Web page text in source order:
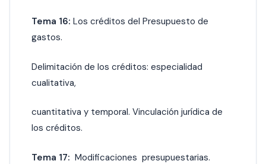
Tema 16: Los créditos del Presupuesto de
gastos.
Delimitación de los créditos: especialidad
cualitativa,
cuantitativa y temporal. Vinculación jurídica de
los créditos.
Tema 17: Modificaciones presupuestarias.